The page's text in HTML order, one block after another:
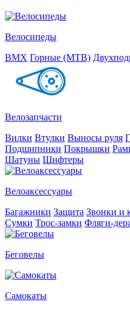
Велосипеды
BMX Горные (MTB)
Велозапчасти
Вилки Втулки Выносы руля
Подшипники Покрышки
Шатуны Шифтеры
Велоаксессуары
Багажники Защита Звонки и
Сумки Трос-замки Фляги-
Беговелы
Самокаты